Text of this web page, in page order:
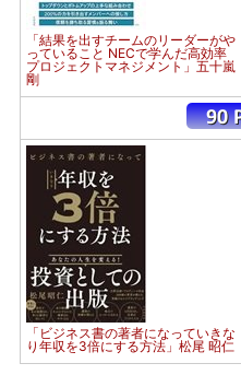
「結果を出すチームのリーダーがや
っていること NECで学んだ高効率
プロジェクトマネジメント」五十嵐
剛
「ビジネス書の著者になっていきな
り年収を3倍にする方法」松尾 昭仁